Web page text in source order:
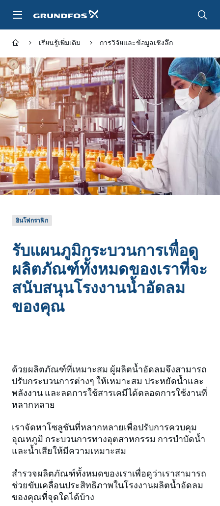
หลัก
เรียนรู้เพิ่มเติม การวิจัยและข้อมูลเชิงลึก
อินโฟกราฟิก
รับแผนภูมิกระบวนการเพื่อดู
ผลิตภัณฑ์ทั้งหมดของเราที่จะ
สนับสนุนโรงงานน้ำอัดลม
ของคุณ
ด้วยผลิตภัณฑ์ที่เหมาะสม ผู้ผลิตน้ำอัดลมจึงสามารถ
ปรับกระบวนการต่างๆ ให้เหมาะสม ประหยัดน้ำและ
พลังงาน และลดการใช้สารเคมีได้ตลอดการใช้งานที่
หลากหลาย
เราจัดหาโซลูชันที่หลากหลายเพื่อปรับการควบคุม
อุณหภูมิ กระบวนการทางอุตสาหกรรม การบำบัดน้ำ
และน้ำเสียให้มีความเหมาะสม
สำรวจผลิตภัณฑ์ทั้งหมดของเราเพื่อดูว่าเราสามารถ
ช่วยขับเคลื่อนประสิทธิภาพในโรงงานผลิตน้ำอัดลม
ของคุณที่จุดใดได้บ้าง